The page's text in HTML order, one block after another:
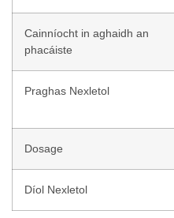
Cainníocht in aghaidh an
phacáiste
Praghas Nexletol
Dosage
Díol Nexletol